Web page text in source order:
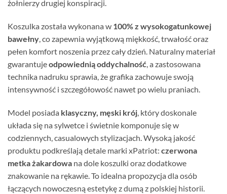
żołnierzy drugiej konspiracji.
Koszulka została wykonana w 100% z wysokogatunkowej
bawełny, co zapewnia wyjątkową miękkość, trwałość oraz
pełen komfort noszenia przez cały dzień. Naturalny materiał
gwarantujeodpowiednią oddychalność, a zastosowana
technika nadruku sprawia, że grafika zachowuje swoją
intensywność i szczegółowość nawet po wielu praniach.
Model posiada klasyczny, męski krój, który doskonale
układa się na sylwetce i świetnie komponuje się w
codziennych, casualowych stylizacjach. Wysoką jakość
produktu podkreślają detale marki xPatriot: czerwona
metka żakardowa na dole koszulki oraz dodatkowe
znakowanie na rękawie. To idealna propozycja dla osób
łączących nowoczesną estetykę z dumą z polskiej historii.